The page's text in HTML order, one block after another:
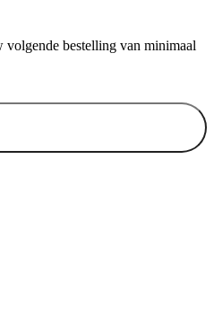
volgende bestelling van minimaal